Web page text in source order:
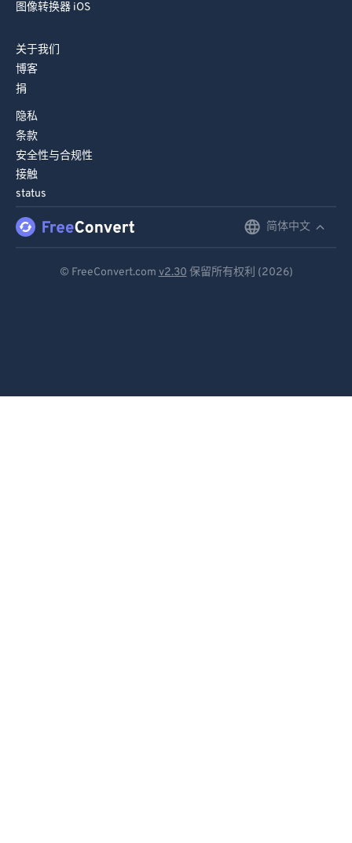
图像转换器 iOS
关于我们
博客
捐
隐私
条款
安全性与合规性
接触
status
简体中文
© FreeConvert.com v2.30 保留所有权利 (2026)